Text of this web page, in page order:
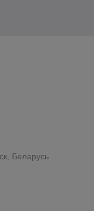
Беларусь